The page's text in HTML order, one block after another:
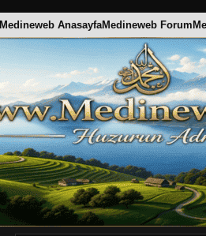
Medineweb AnasayfaMedineweb Forum